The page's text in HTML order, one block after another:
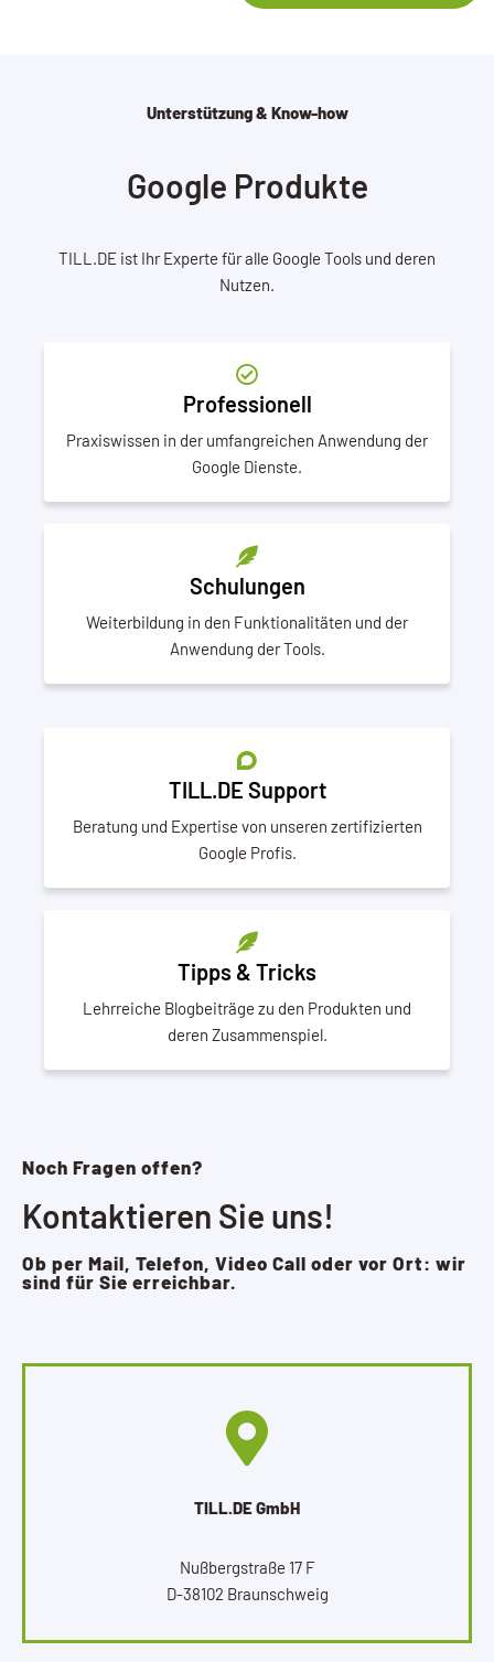
Unterstützung & Know-how
Google Produkte
TILL.DE ist Ihr Experte für alle Google Tools und deren
Nutzen.
Professionell
Praxiswissen in der umfangreichen Anwendung der
Google Dienste.
Schulungen
Weiterbildung in den Funktionalitäten und der
Anwendung der Tools.
TILL.DE Support
Beratung und Expertise von unseren zertifizierten
Google Profis.
Tipps & Tricks
Lehrreiche Blogbeiträge zu den Produkten und
deren Zusammenspiel.
Noch Fragen offen?
Kontaktieren Sie uns!
Ob per Mail, Telefon, Video Call oder vor Ort: wir
sind für Sie erreichbar.
TILL.DE GmbH
Nußbergstraße 17 F
D-38102 Braunschweig